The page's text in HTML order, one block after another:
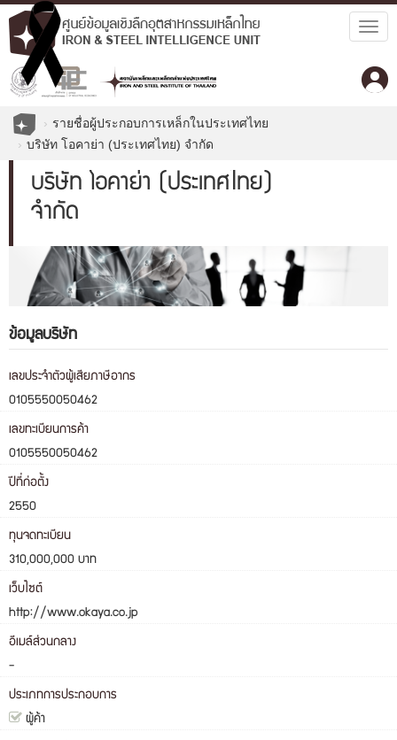
รายชื่อผู้ประกอบการเหล็กในประเทศไทย
บริษัท โอคาย่า (ประเทศไทย) จำกัด
บริษัท โอคาย่า (ประเทศไทย)
จำกัด
ข้อมูลบริษัท
เลขประจำตัวผู้เสียภาษีอากร
0105550050462
เลขทะเบียนการค้า
0105550050462
ปีที่ก่อตั้ง
2550
ทุนจดทะเบียน
310,000,000 บาท
เว็บไซต์
http://www.okaya.co.jp
อีเมล์ส่วนกลาง
-
ประเภทการประกอบการ
ผู้ค้า